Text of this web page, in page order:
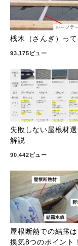
桟木（さんぎ）っ
93,175ビュー
失敗しない屋根材
解説
90,442ビュー
屋根断熱での結露
換気8つのポイント！